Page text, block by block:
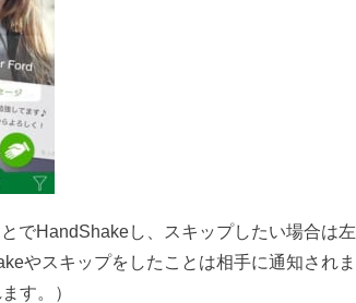
でHandShakeし、スキップしたい場合は左
やスキップをしたことは相手に通知されま
す。）